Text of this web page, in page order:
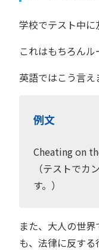
学校でテスト中に
これはもちろんル
英語ではこう言え
例文
Cheating on
（テストでカ
す。）
また、大人の世
も、法律に反する